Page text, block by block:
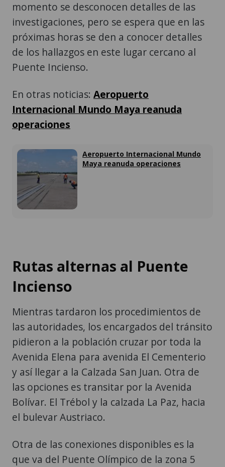
momento se desconocen detalles de las
investigaciones, pero se espera que en las
próximas horas se den a conocer detalles
de los hallazgos en este lugar cercano al
Puente Incienso.
En otras noticias: Aeropuerto
Internacional Mundo Maya reanuda
operaciones
Aeropuerto Internacional Mundo
Maya reanuda operaciones
Rutas alternas al Puente
Incienso
Mientras tardaron los procedimientos de
las autoridades, los encargados del tránsito
pidieron a la población cruzar por toda la
Avenida Elena para avenida El Cementerio
y así llegar a la Calzada San Juan. Otra de
las opciones es transitar por la Avenida
Bolívar. El Trébol y la calzada La Paz, hacia
el bulevar Austriaco.
Otra de las conexiones disponibles es la
que va del Puente Olímpico de la zona 5